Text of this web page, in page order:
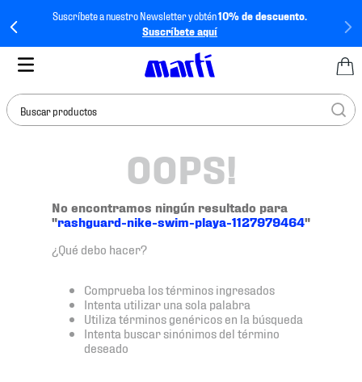
Suscríbete a nuestro Newsletter y obtén10% de descuento.
Suscríbete aquí
Buscar productos
OOPS!
No encontramos ningún resultado para
"rashguard-nike-swim-playa-1127979464"
¿Qué debo hacer?
Comprueba los términos ingresados
Intenta utilizar una sola palabra
Utiliza términos genéricos en la búsqueda
Intenta buscar sinónimos del término
deseado
tenis mujer
tenis hombre
tenis
tenis futbol
mochila